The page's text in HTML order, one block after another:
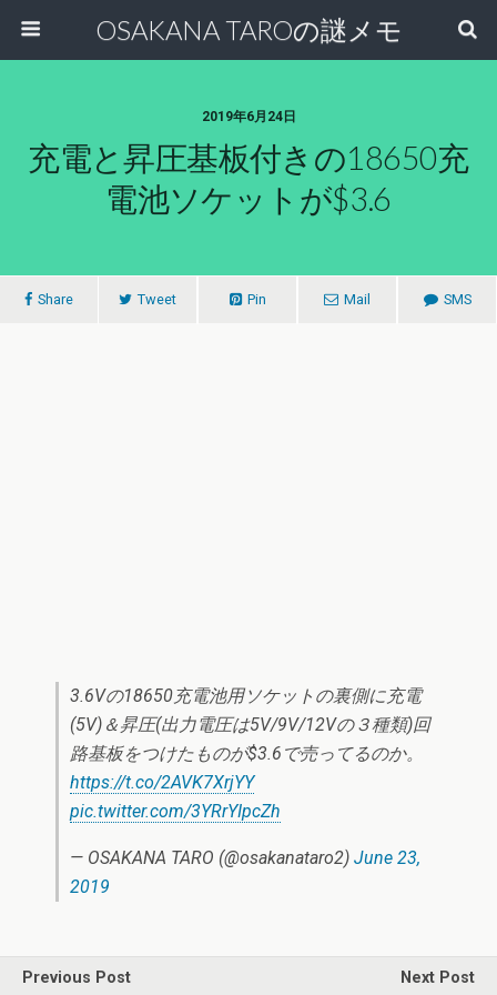
OSAKANA TAROの謎メモ
2019年6月24日
充電と昇圧基板付きの18650充
電池ソケットが$3.6
Share Tweet Pin Mail SMS
3.6Vの18650充電池用ソケットの裏側に充電
(5V)＆昇圧(出力電圧は5V/9V/12Vの３種類)回
路基板をつけたものが$3.6で売ってるのか。
https://t.co/2AVK7XrjYY
pic.twitter.com/3YRrYIpcZh
— OSAKANA TARO (@osakanataro2) June 23,
2019
Previous Post Next Post